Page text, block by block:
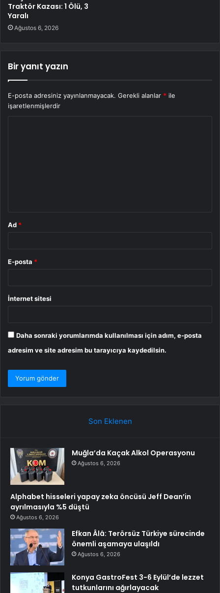
Traktör Kazası: 1 Ölü, 3
Yaralı
Ağustos 6, 2026
Bir yanıt yazın
E-posta adresiniz yayınlanmayacak. Gerekli alanlar * ile
işaretlenmişlerdir
Ad *
E-posta *
İnternet sitesi
Daha sonraki yorumlarımda kullanılması için adım, e-posta
adresim ve site adresim bu tarayıcıya kaydedilsin.
Son Eklenen
Muğla’da Kaçak Alkol Operasyonu
Ağustos 6, 2026
Alphabet hisseleri yapay zeka öncüsü Jeff Dean’in
ayrılmasıyla %5 düştü
Ağustos 6, 2026
Efkan Âlâ: Terörsüz Türkiye sürecinde
önemli aşamaya ulaşıldı
Ağustos 6, 2026
Konya GastroFest 3-6 Eylül’de lezzet
tutkunlarını ağırlayacak